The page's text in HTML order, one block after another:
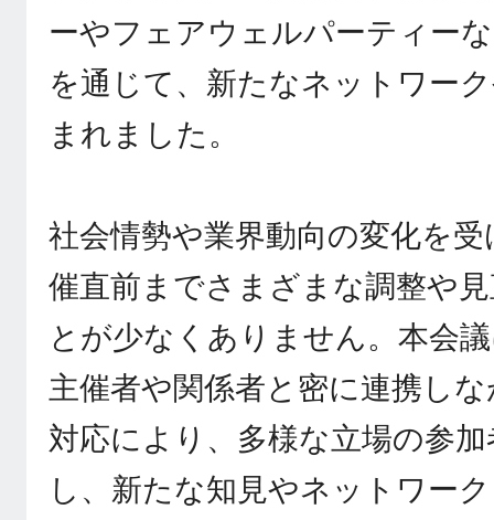
ーやフェアウェルパーティー
を通じて、新たなネットワー
まれました。
社会情勢や業界動向の変化を
催直前までさまざまな調整や
とが少なくありません。本会
主催者や関係者と密に連携し
対応により、多様な立場の参
し、新たな知見やネットワー